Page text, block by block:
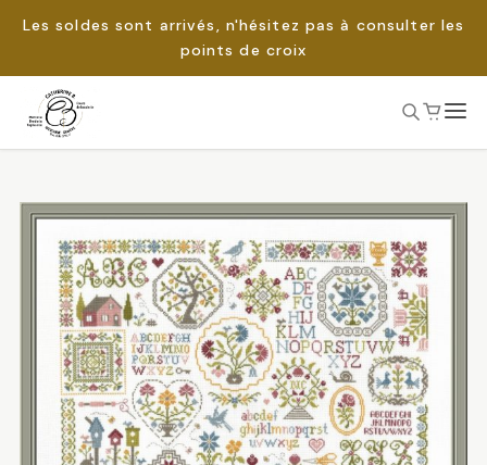
Les soldes sont arrivés, n'hésitez pas à consulter les
points de croix
Passer